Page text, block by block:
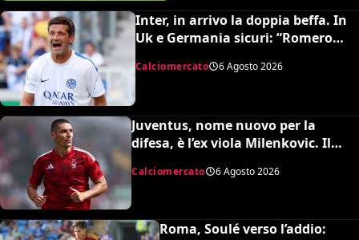
Inter, in arrivo la doppia beffa. In
Uk e Germania sicuri: “Romero
Calciomercato 6 Agosto 2026
Juventus, nome nuovo per la
difesa, è l’ex viola Milenkovic. Il
milioni
Calciomercato 6 Agosto 2026
Roma, Soulé verso l’addio: